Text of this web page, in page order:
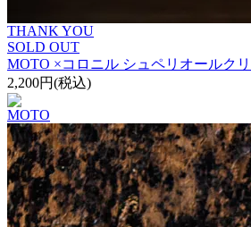
THANK YOU
SOLD OUT
MOTO ×コロニル シュペリオールク
2,200円(税込)
MOTO